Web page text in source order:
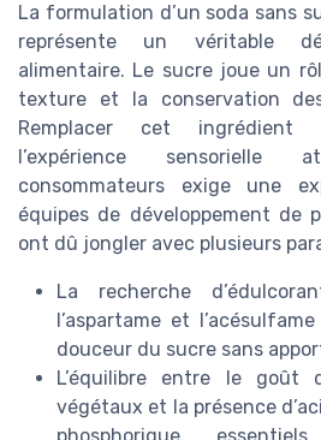
La formulation d’un soda sans
représente un véritable
alimentaire. Le sucre joue un
texture et la conservation
Remplacer cet ingrédient
l’expérience
consommateurs exige une
équipes de développement de
ont dû jongler avec plusieurs
La recherche
l’aspartame et
douceur du sucre sans
L’équilibre entre le goût
végétaux et la présence